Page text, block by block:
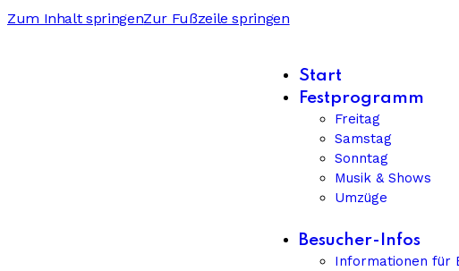
Zum Inhalt springenZur Fußzeile springen
Start
Festprogramm
Freitag
Samstag
Sonntag
Musik & Shows
Umzüge
Besucher-Infos
Informationen für